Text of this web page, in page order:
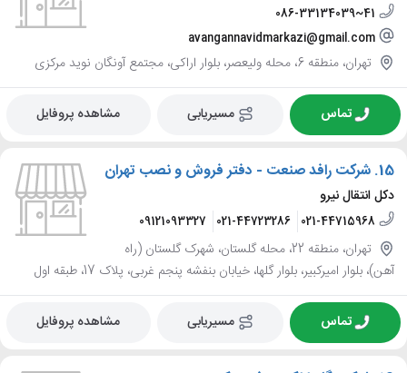
086-33134039~41
avangannavidmarkazi@gmail.com
تهران، منطقه 6، محله ولیعصر، بلوار اراکی، مجتمع آونگان نوید مرکزی
تماس مسیریابی مشاهده پروفایل
15. شرکت رافد صنعت - دفتر فروش و نصب تهران
دکل انتقال نیرو
021-44715968
021-44723286
09121093327
تهران، منطقه 22، محله گلستان، شهرک گلستان (راه
آهن)، بلوار امیرکبیر، بلوار گلها، خیابان بنفشه پنجم غربی، پلاک 17، طبقه اول
تماس مسیریابی مشاهده پروفایل